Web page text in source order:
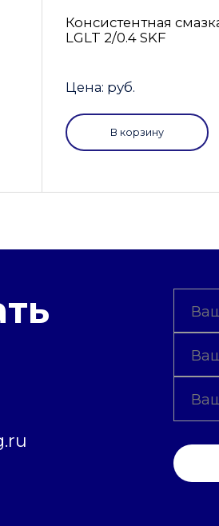
Консистентная
LGLT 2/0.4 SKF
Цена: руб.
В корзину